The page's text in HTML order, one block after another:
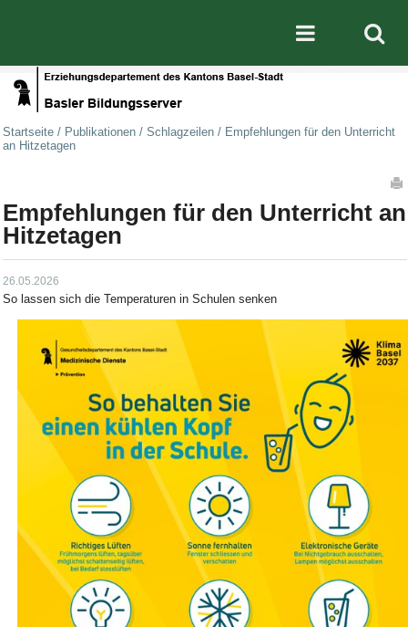
Mobile
Startseite / Publikationen / Schlagzeilen / Empfehlungen für den Unterricht
an Hitzetagen
Empfehlungen für den Unterricht an
Hitzetagen
26.05.2026
So lassen sich die Temperaturen in Schulen senken